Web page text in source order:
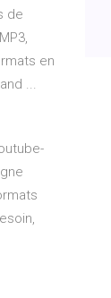
de
en
...